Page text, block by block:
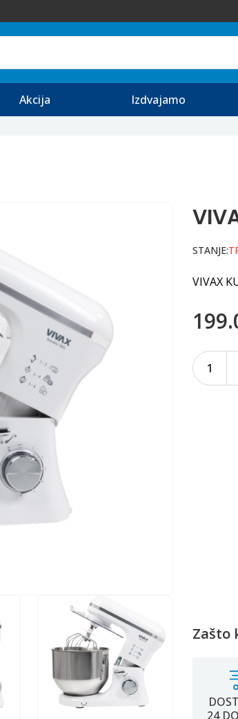
Akcija Izdvajamo
STANJE:
VIVAX
1
Zašto
24